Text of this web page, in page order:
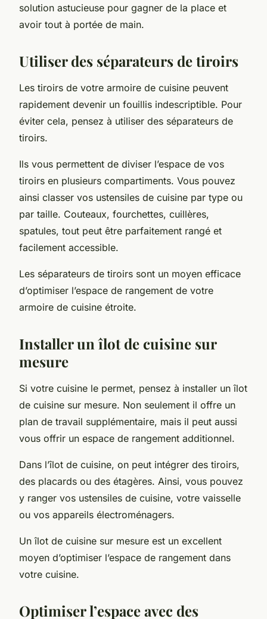
solution astucieuse pour gagner de la place et
avoir tout à portée de main.
Utiliser des séparateurs de tiroirs
Les tiroirs de votre armoire de cuisine peuvent
rapidement devenir un fouillis indescriptible. Pour
éviter cela, pensez à utiliser des séparateurs de
tiroirs.
Ils vous permettent de diviser l’espace de vos
tiroirs en plusieurs compartiments. Vous pouvez
ainsi classer vos ustensiles de cuisine par type ou
par taille. Couteaux, fourchettes, cuillères,
spatules, tout peut être parfaitement rangé et
facilement accessible.
Les séparateurs de tiroirs sont un moyen efficace
d’optimiser l’espace de rangement de votre
armoire de cuisine étroite.
Installer un îlot de cuisine sur
mesure
Si votre cuisine le permet, pensez à installer un îlot
de cuisine sur mesure. Non seulement il offre un
plan de travail supplémentaire, mais il peut aussi
vous offrir un espace de rangement additionnel.
Dans l’îlot de cuisine, on peut intégrer des tiroirs,
des placards ou des étagères. Ainsi, vous pouvez
y ranger vos ustensiles de cuisine, votre vaisselle
ou vos appareils électroménagers.
Un îlot de cuisine sur mesure est un excellent
moyen d’optimiser l’espace de rangement dans
votre cuisine.
Optimiser l’espace avec des